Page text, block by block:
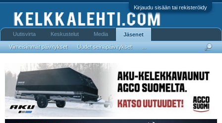
Kirjaudu sisään tai rekisteröidy
Uutisvirta Keskustelut Media Jäsenet
Viimeisimmät päivitykset Uudet seinäpäivitykset